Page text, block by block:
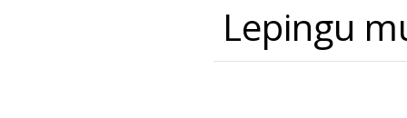
Lepingu